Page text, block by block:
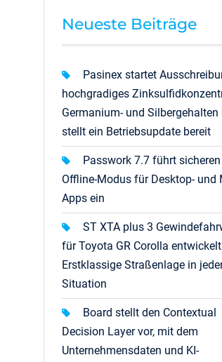
Neueste Beiträge
Pasinex startet
hochgradiges
Germanium- und Silbergehalten
stellt ein Betriebsupdate bereit
Passwork 7.7 führt sicheren
Offline-Modus für Desktop- und
Apps ein
ST XTA plus 3
für Toyota GR Corolla
Erstklassige Straßenlage in
Situation
Board stellt den Contextual
Decision Layer vor, mit dem
Unternehmensdaten und KI-